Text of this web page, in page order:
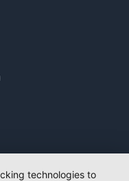
technologies to